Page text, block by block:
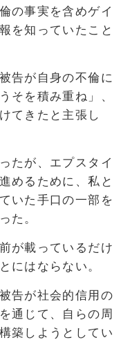
の事実を含めゲイ
を知っていたこと
告が自身の不倫に
そを積み重ね」、
てきたと主張し
たが、エプスタイ
めるために、私と
いた手口の一部を
た。
が載っているだけ
にはならない。
告が社会的信用の
通じて、自らの周
築しようとしてい